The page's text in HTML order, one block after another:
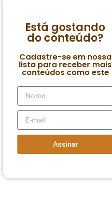
Está gostando
do conteúdo?
Cadastre-se em nossa
lista para receber mais
conteúdos como este
Assinar